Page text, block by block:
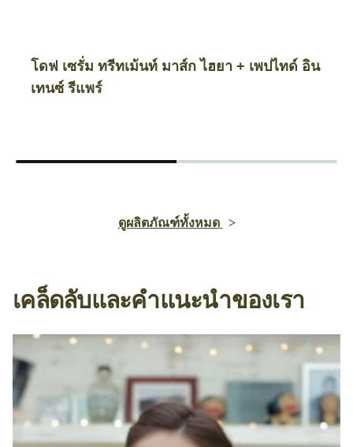
โดฟ เซรั่ม ทรีทเม้นท์ มาส์ก ไฮยา + เพปไทด์ อิน
เทนซ์ รีแพร์
ดูผลิตภัณฑ์ทั้งหมด
เคล็ดลับและคำแนะนำของเรา